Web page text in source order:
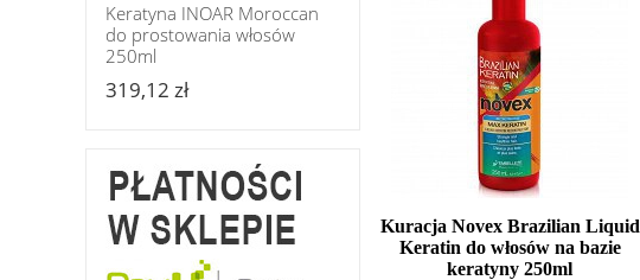
Kuracja Novex Brazilian Liquid
Keratin do włosów na bazie
keratyny 250ml
Keratyna INOAR Moroccan
do prostowania włosów
250ml
319,12 zł